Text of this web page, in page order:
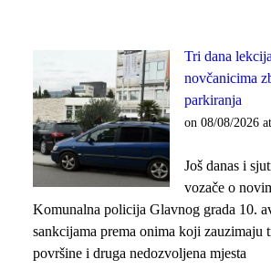
Tri dana
novčanicima
parkiranja
on 08/08/2026
Još danas i
vozače o
Komunalna policija Glavnog grada 10.
sankcijama prema onima koji zauzimaju
površine i druga nedozvoljena mjesta